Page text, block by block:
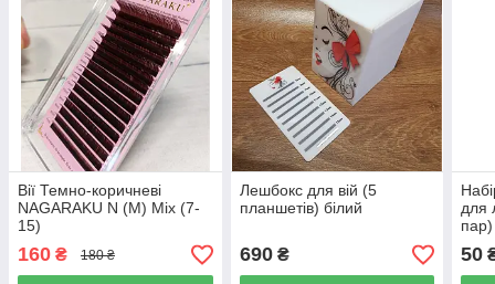
Вії Темно-коричневі
NAGARAKU N (M) Mix (7-
15)
160 ₴ 180 ₴
Лешбокс для вій (5
планшетів) білий
690₴
для
пар)
50